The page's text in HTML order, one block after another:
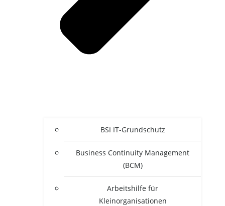
BSI IT-Grun­d­­schutz
Busi­ness Con­ti­nui­ty Manage­ment
(BCM)
Arbeits­hil­fe für
Kleinorganisationen